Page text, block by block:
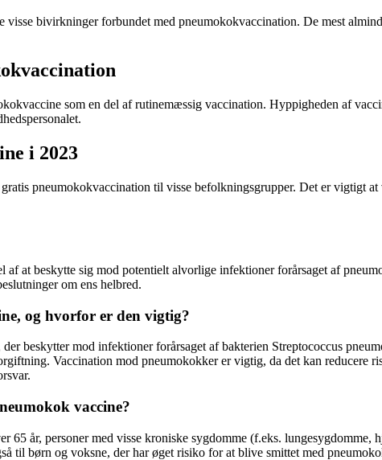
visse bivirkninger forbundet med pneumokokvaccination. De mest
som en del af rutinemæssig vaccination. Hyppigheden af
i 2023
pneumokokvaccination til visse befolkningsgrupper. Det er vigtigt
af at beskytte sig mod potentielt alvorlige infektioner forårsaget af
om ens helbred.
og hvorfor er den vigtig?
beskytter mod infektioner forårsaget af bakterien Streptococcus
Vaccination mod pneumokokker er vigtig, da det kan reducere
vaccine?
65 år, personer med visse kroniske sygdomme (f.eks.
til børn og voksne, der har øget risiko for at blive smittet med